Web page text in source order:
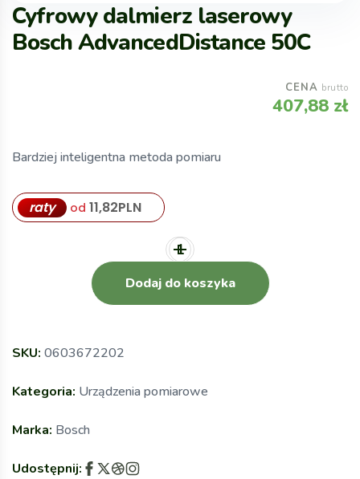
Cyfrowy dalmierz laserowy
Bosch AdvancedDistance 50C
CENA brutto
407,88 zł
Bardziej inteligentna metoda pomiaru
raty od 11,82PLN
Dodaj do koszyka
SKU: 0603672202
Kategoria: Urządzenia pomiarowe
Marka: Bosch
Udostępnij: